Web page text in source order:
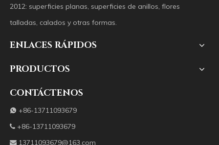
2012: superficies planas, superficies de anillos, flores
talladas, calados y otras formas.
ENLACES RÁPIDOS
PRODUCTOS
CONTÁCTENOS
 +86-13711093679
 +86-13711093679
 13711093679@163.com